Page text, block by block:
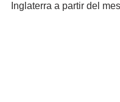
Inglaterra a partir del